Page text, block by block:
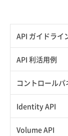
API ガイドライ
APIのご利用につい
API 利活用例
APIでAPIサブユー
APIでVPSにISOイ
APIでVPSを作成する
コントロールパ
APIユーザーを作成
API情報を確認する
Identity API
Credential一覧取得
Volume API